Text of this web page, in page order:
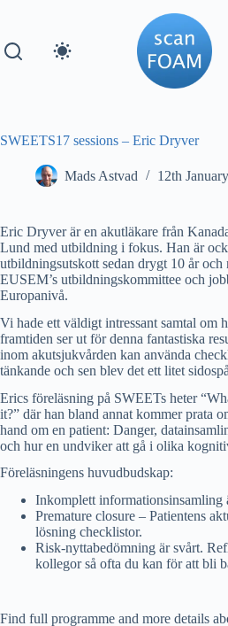
SWEETS17 sessions – Eric Dryver
Mads Astvad 12th
Eric Dryver är en akutläkare från
Lund med utbildning i fokus. Han är
utbildningsutskott sedan drygt 10 år och
EUSEM’s utbildningskommittee och
Europanivå.
Vi hade ett väldigt intressant samtal om
framtiden ser ut för denna fantastiska
inom akutsjukvården kan använda
tänkande och sen blev det ett litet
Erics föreläsning på SWEETs heter
it?” där han bland annat kommer prata
hand om en patient: Danger,
och hur en undviker att gå i olika
Föreläsningens huvudbudskap:
Inkomplett
Premature closure – Patientens
lösning checklistor.
Risk-nyttabedömning är svårt.
kollegor så ofta du kan för att bli
Find full programme and more details